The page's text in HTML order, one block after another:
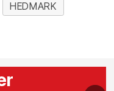
HEDMARK